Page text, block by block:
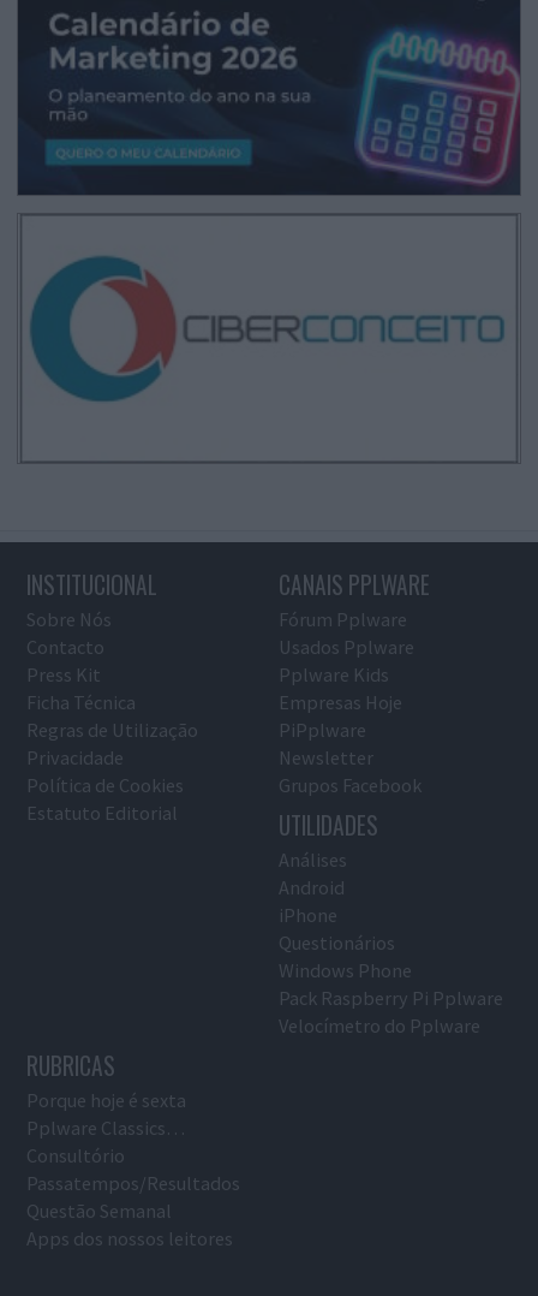
INSTITUCIONAL
Sobre Nós
Contacto
Press Kit
Ficha Técnica
Regras de Utilização
Privacidade
Política de Cookies
Estatuto Editorial
CANAIS PPLWARE
Fórum Pplware
Usados Pplware
Pplware Kids
Empresas Hoje
PiPplware
Newsletter
Grupos Facebook
UTILIDADES
Análises
Android
iPhone
Questionários
Windows Phone
Pack Raspberry Pi Pplware
Velocímetro do Pplware
RUBRICAS
Porque hoje é sexta
Pplware Classics…
Consultório
Passatempos/Resultados
Questão Semanal
Apps dos nossos leitores